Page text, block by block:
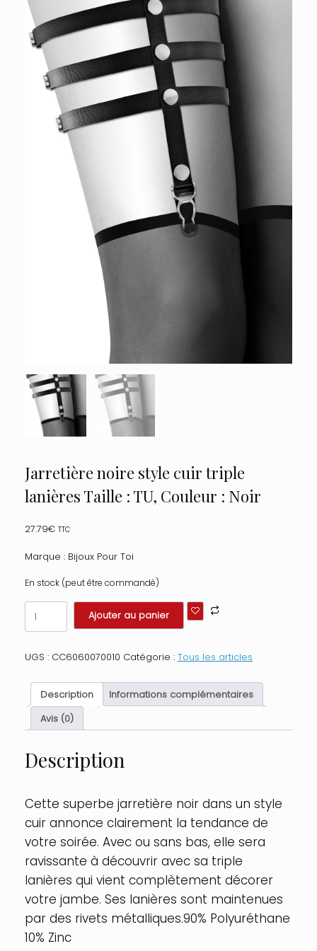
Jarretière noire style cuir triple
lanières Taille : TU, Couleur : Noir
27.79€ TTC
Marque : Bijoux Pour Toi
En stock (peut être commandé)
quantité
de
Jarretière
style
triple
lanières
Taille
:
Couleur
:
Ajouter au panier
UGS : CC6060070010 Catégorie : Tous les articles
Description
Informations complémentaires
Avis (0)
Description
Cette superbe jarretière noir dans un style
cuir annonce clairement la tendance de
votre soirée. Avec ou sans bas, elle sera
ravissante à découvrir avec sa triple
lanières qui vient complètement décorer
votre jambe. Ses lanières sont maintenues
par des rivets métalliques.90% Polyuréthane
10% Zinc